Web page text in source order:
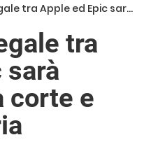
Epic sarà decisa da una corte e non dalla giuria
tra
sarà
corte e